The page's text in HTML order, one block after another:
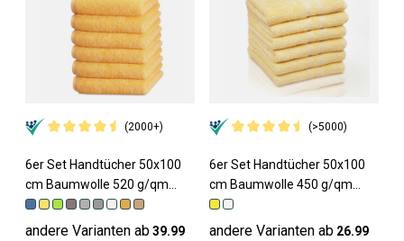
(2000+)
6er Set Handtücher 50x100
cm Baumwolle 520 g/qm
sonne
andere Varianten ab 39.99
(>5000)
6er Set Handtücher 50x100
cm Baumwolle 450 g/qm
gelb
andere Varianten ab 26.99